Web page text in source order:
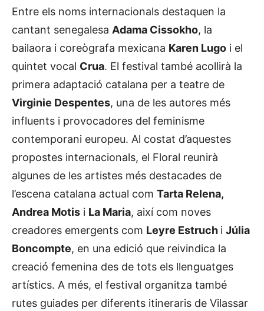
Entre els noms internacionals destaquen la
cantant senegalesa Adama Cissokho, la
bailaora i coreògrafa mexicana Karen Lugo i el
quintet vocal Crua. El festival també acollirà la
primera adaptació catalana per a teatre de
Virginie Despentes, una de les autores més
influents i provocadores del feminisme
contemporani europeu. Al costat d’aquestes
propostes internacionals, el Floral reunirà
algunes de les artistes més destacades de
l’escena catalana actual com Tarta Relena,
Andrea Motis i La Maria, així com noves
creadores emergents com Leyre Estruch i Júlia
Boncompte, en una edició que reivindica la
creació femenina des de tots els llenguatges
artístics. A més, el festival organitza també
rutes guiades per diferents itineraris de Vilassar